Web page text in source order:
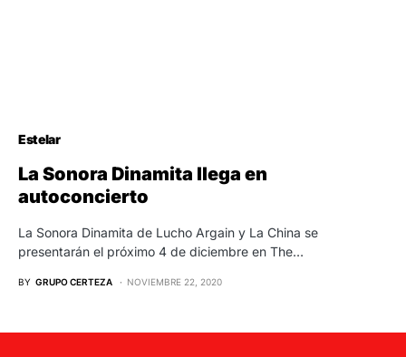
Estelar
La Sonora Dinamita llega en
autoconcierto
La Sonora Dinamita de Lucho Argain y La China se
presentarán el próximo 4 de diciembre en The…
BY GRUPO CERTEZA NOVIEMBRE 22, 2020